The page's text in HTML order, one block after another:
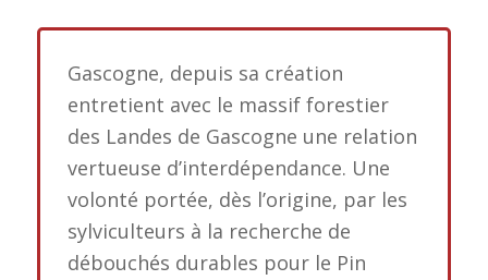
Gascogne, depuis sa création
entretient avec le massif forestier
des Landes de Gascogne une relation
vertueuse d’interdépendance. Une
volonté portée, dès l’origine, par les
sylviculteurs à la recherche de
débouchés durables pour le Pin